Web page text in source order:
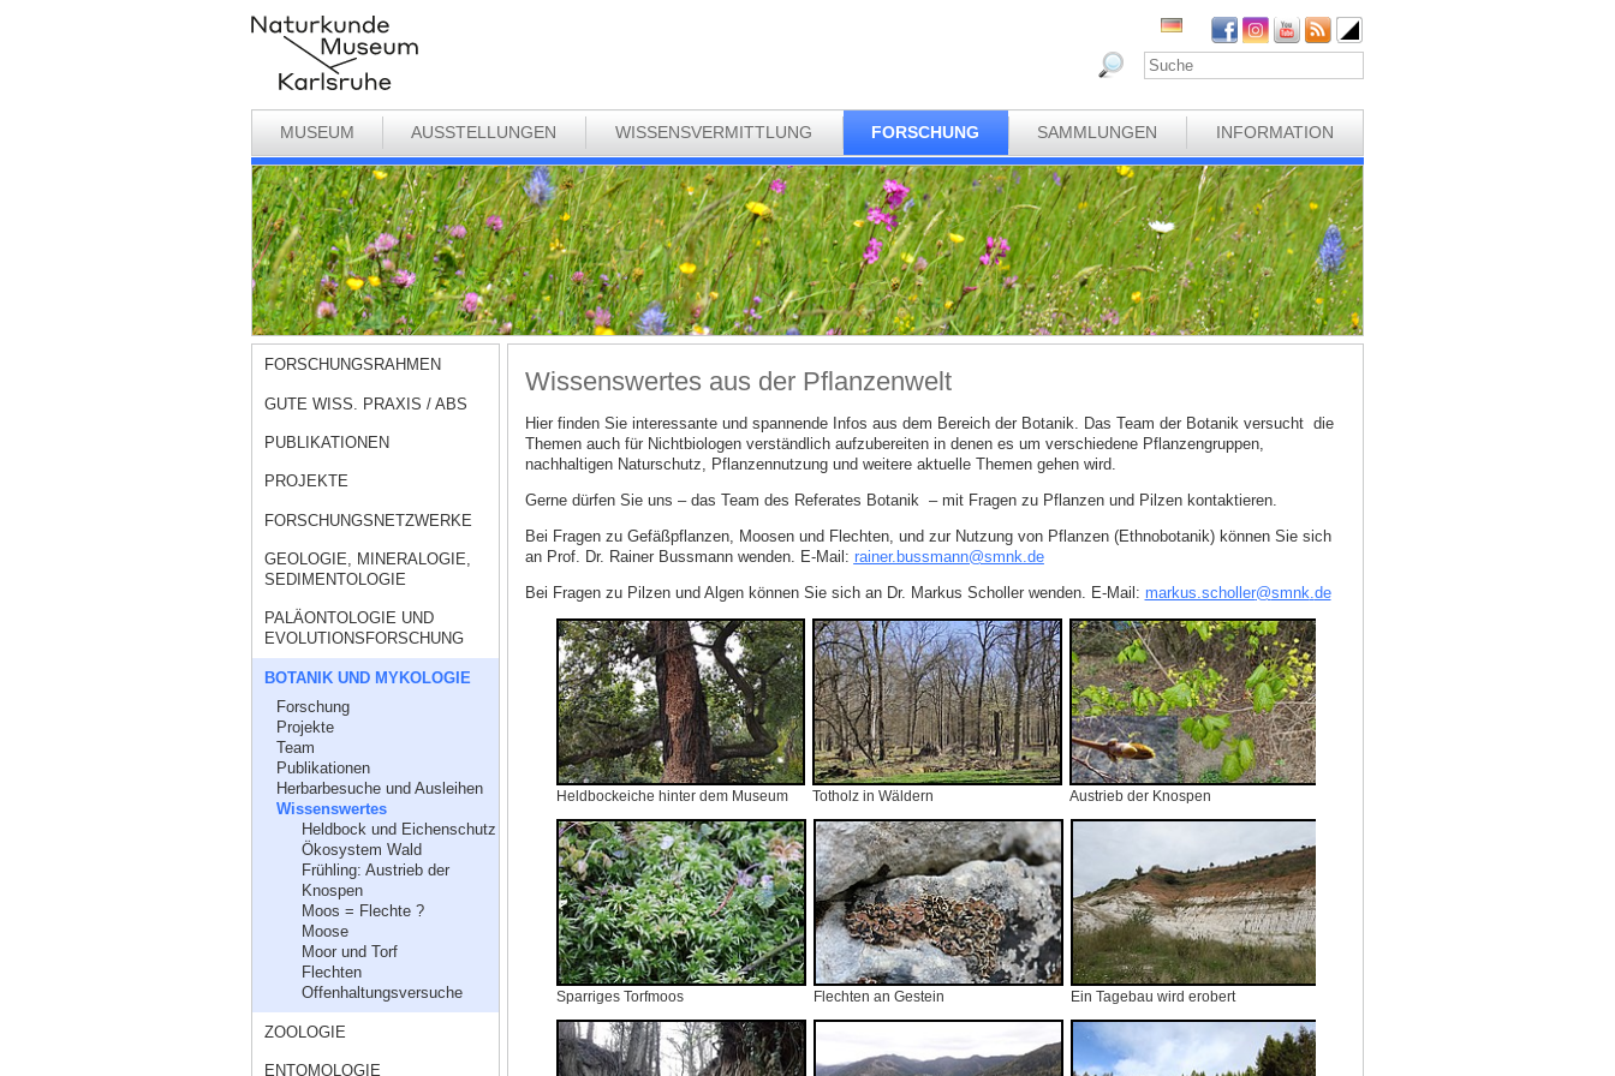
MUSEUM AUSSTELLUNGEN WISSENSVERMITTLUNG FORSCHUNG SAMMLUNGEN INFORMATION
FORSCHUNGSRAHMEN
GUTE WISS. PRAXIS / ABS
PUBLIKATIONEN
PROJEKTE
FORSCHUNGSNETZWERKE
GEOLOGIE, MINERALOGIE,
SEDIMENTOLOGIE
PALÄONTOLOGIE UND
EVOLUTIONSFORSCHUNG
BOTANIK UND MYKOLOGIE
Forschung
Projekte
Team
Publikationen
Herbarbesuche und Ausleihen
Wissenswertes
Heldbock und Eichenschutz
Ökosystem Wald
Frühling: Austrieb der
Knospen
Moos = Flechte ?
Moose
Moor und Torf
Flechten
Offenhaltungsversuche
ZOOLOGIE
ENTOMOLOGIE
Wissenswertes aus der Pflanzenwelt
Hier finden Sie interessante und spannende Infos aus dem Bereich der Botanik. Das Team der Botanik versucht die
Themen auch für Nichtbiologen verständlich aufzubereiten in denen es um verschiedene Pflanzengruppen,
nachhaltigen Naturschutz, Pflanzennutzung und weitere aktuelle Themen gehen wird.
Gerne dürfen Sie uns – das Team des Referates Botanik – mit Fragen zu Pflanzen und Pilzen kontaktieren.
Bei Fragen zu Gefäßpflanzen, Moosen und Flechten, und zur Nutzung von Pflanzen (Ethnobotanik) können Sie sich
an Prof. Dr. Rainer Bussmann wenden. E‑Mail: rainer.bussmann@smnk.de
Bei Fragen zu Pilzen und Algen können Sie sich an Dr. Markus Scholler wenden. E‑Mail: markus.scholler@smnk de
Heldbockeiche hinter dem Museum Totholz in Wäldern Austrieb der Knospen
Sparriges Torfmoos Flechten an Gestein Ein Tagebau wird erobert